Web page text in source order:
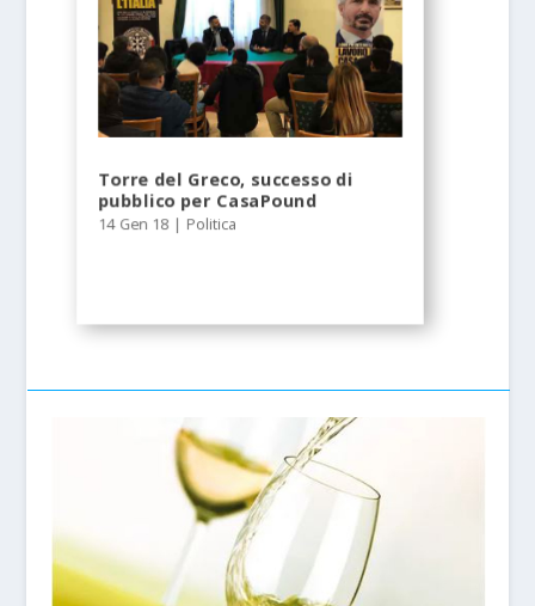
Torre del Greco, successo di
pubblico per CasaPound
14 Gen 18 | Politica